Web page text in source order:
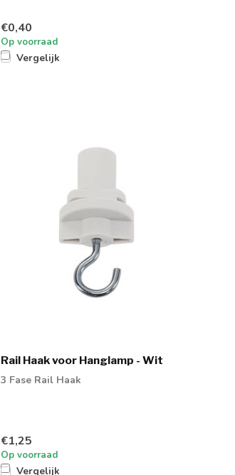
€0,40
Op voorraad
Vergelijk
Rail Haak voor Hanglamp - Wit
3 Fase Rail Haak
€1,25
Op voorraad
Vergelijk